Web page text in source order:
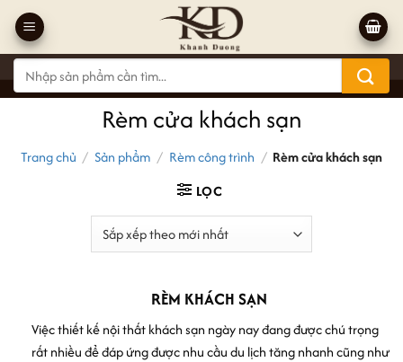
qua
nội
dung
Tìm
kiếm:
Rèm cửa khách sạn
Trang chủ / Sản phẩm / Rèm công trình / Rèm cửa khách sạn
LỌC
RÈM KHÁCH SẠN
Việc thiết kế nội thất khách sạn ngày nay đang được chú trọng
rất nhiều để đáp ứng được nhu cầu du lịch tăng nhanh cũng như